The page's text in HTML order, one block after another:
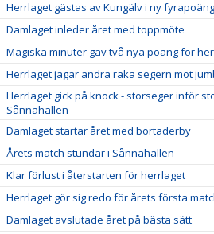
Herrlaget gästas av Kungälv i ny
Damlaget inleder året med toppmöte
Magiska minuter gav två nya poäng för
Herrlaget jagar andra raka segern mot
Herrlaget gick på knock - storseger inför
Sånnahallen
Damlaget startar året med bortaderby
Årets match stundar i Sånnahallen
Klar förlust i återstarten för herrlaget
Herrlaget gör sig redo för årets första
Damlaget avslutade året på bästa sätt